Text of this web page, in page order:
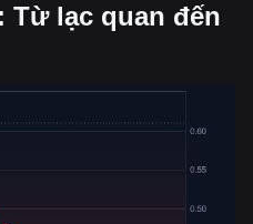
lạc quan đến